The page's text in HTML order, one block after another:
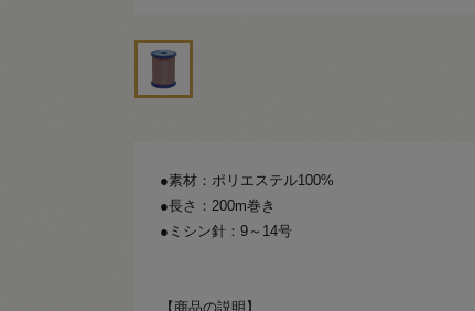
●素材：ポリエステル100%
●長さ：200m巻き
●ミシン針：9～14号
【商品の説明】